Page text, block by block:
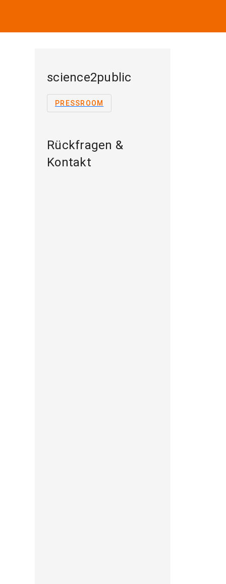
science2public
PRESSROOM
Rückfragen &
Kontakt